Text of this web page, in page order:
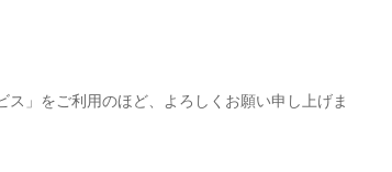
」をご利用のほど、よろしくお願い申し上げま